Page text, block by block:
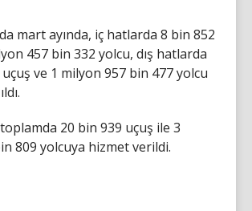
mart ayında, iç hatlarda 8 bin 852
457 bin 332 yolcu, dış hatlarda
ve 1 milyon 957 bin 477 yolcu
20 bin 939 uçuş ile 3
809 yolcuya hizmet verildi.